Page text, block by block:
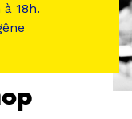
18h.